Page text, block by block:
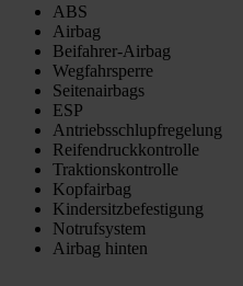
ABS
Airbag
Beifahrer-Airbag
Wegfahrsperre
Seitenairbags
ESP
Antriebsschlupfregelung
Reifendruckkontrolle
Traktionskontrolle
Kopfairbag
Kindersitzbefestigung
Notrufsystem
Airbag hinten